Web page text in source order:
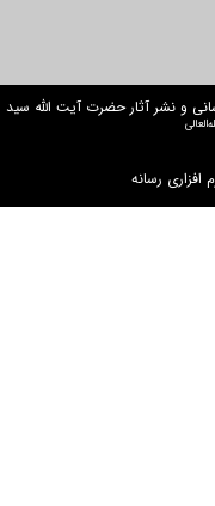
و نشر آثار حضرت آیت الله سید
رسانه